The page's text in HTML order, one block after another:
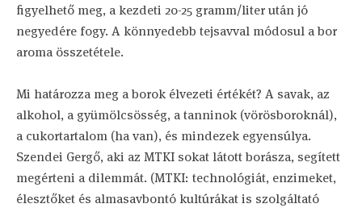
figyelhető meg, a kezdeti 20-25 gramm/liter után jó
negyedére fogy. A könnyedebb tejsavval módosul a bor
aroma összetétele.
Mi határozza meg a borok élvezeti értékét? A savak, az
alkohol, a gyümölcsösség, a tanninok (vörösboroknál),
a cukortartalom (ha van), és mindezek egyensúlya.
Szendei Gergő, aki az MTKI sokat látott borásza, segített
megérteni a dilemmát. (MTKI: technológiát, enzimeket,
élesztőket és almasavbontó kultúrákat is szolgáltató